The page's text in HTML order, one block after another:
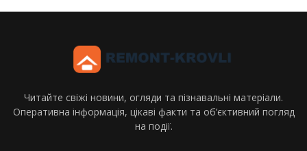
Читайте свіжі новини, огляди та пізнавальні матеріали.
Оперативна інформація, цікаві факти та об’єктивний погляд
на події.